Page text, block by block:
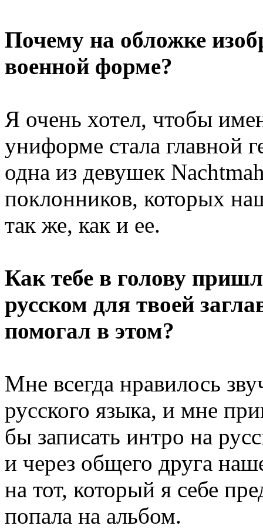
Почему на обложке
военной форме?
Я очень хотел, чтобы
униформе стала
одна из девушек
поклонников, которых
так же, как и ее.
Как тебе в голову
русском для твоей
помогал в этом?
Мне всегда нравилось
русского языка, и мне
бы записать интро на
и через общего друга
на тот, который я себе
попала на альбом.